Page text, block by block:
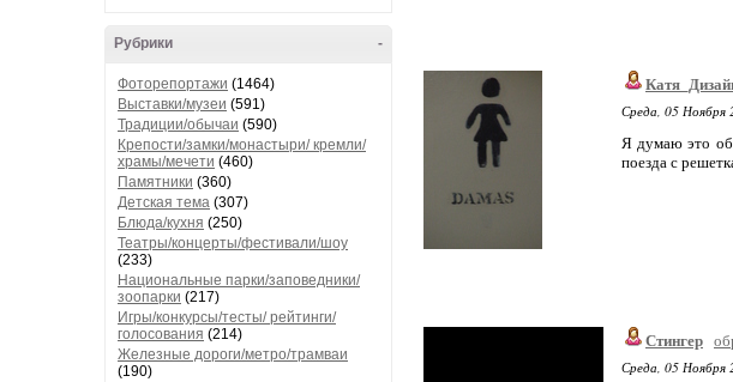
-
Рубрики
Фоторепортажи (1464)
Выставки/музеи (591)
Традиции/обычаи (590)
Крепости/замки/монастыри/ кремли/
храмы/мечети (460)
Памятники (360)
Детская тема (307)
Блюда/кухня (250)
Театры/концерты/фестивали/шоу
(233)
Национальные парки/заповедники/
зоопарки (217)
Игры/конкурсы/тесты/ рейтинги/
голосования (214)
Железные дороги/метро/трамваи
(190)
Среда, 05 Ноября
Я думаю это
поезда с
Стингер
Среда, 05 Ноября